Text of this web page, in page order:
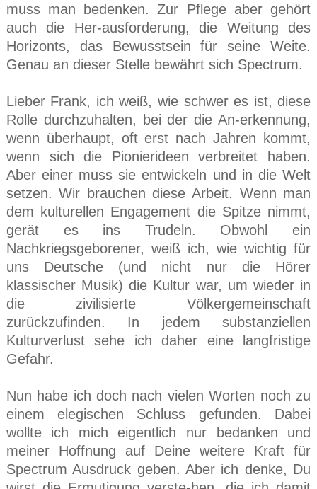
muss man bedenken. Zur Pflege aber gehört
auch die Her-ausforderung, die Weitung des
Horizonts, das Bewusstsein für seine Weite.
Genau an dieser Stelle bewährt sich Spectrum.
Lieber Frank, ich weiß, wie schwer es ist, diese
Rolle durchzuhalten, bei der die An-erkennung,
wenn überhaupt, oft erst nach Jahren kommt,
wenn sich die Pionierideen verbreitet haben.
Aber einer muss sie entwickeln und in die Welt
setzen. Wir brauchen diese Arbeit. Wenn man
dem kulturellen Engagement die Spitze nimmt,
gerät es ins Trudeln. Obwohl ein
Nachkriegsgeborener, weiß ich, wie wichtig für
uns Deutsche (und nicht nur die Hörer
klassischer Musik) die Kultur war, um wieder in
die zivilisierte Völkergemeinschaft
zurückzufinden. In jedem substanziellen
Kulturverlust sehe ich daher eine langfristige
Gefahr.
Nun habe ich doch nach vielen Worten noch zu
einem elegischen Schluss gefunden. Dabei
wollte ich mich eigentlich nur bedanken und
meiner Hoffnung auf Deine weitere Kraft für
Spectrum Ausdruck geben. Aber ich denke, Du